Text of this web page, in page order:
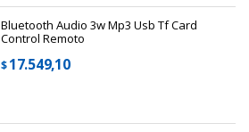
Bluetooth Audio 3w Mp3 Usb Tf Card
Control Remoto
$17.549,10